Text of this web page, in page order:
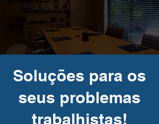
Soluções para os
seus problemas
trabalhistas!